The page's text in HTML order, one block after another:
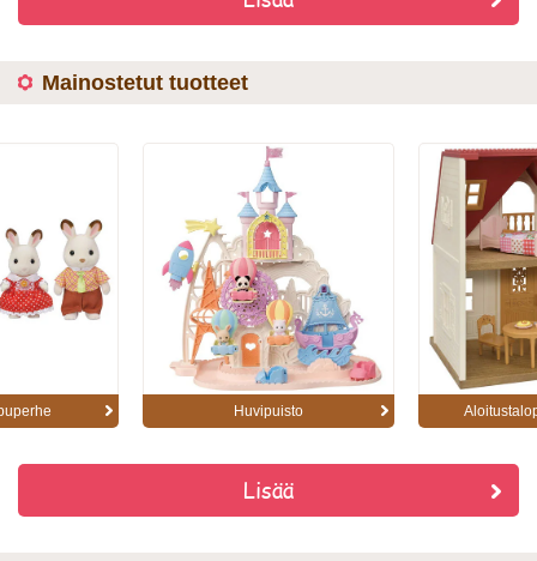
Mainostetut tuotteet
Huvipuisto
Lisää